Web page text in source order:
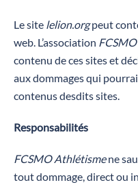
Le site lelion.orgpeut
web. L’association
contenu de ces sites et
aux dommages qui
contenus desdits sites.
Responsabilités
FCSMO Athlétismene
tout dommage, direct ou